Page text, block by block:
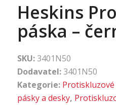
Heskins
páska –
SKU:3401N50
Dodavatel:3401N50
Kategorie:
pásky a desky,